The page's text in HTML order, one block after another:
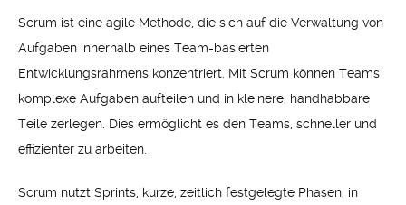
Scrum ist eine agile Methode, die sich auf die Verwaltung von
Aufgaben innerhalb eines Team-basierten
Entwicklungsrahmens konzentriert. Mit Scrum können Teams
komplexe Aufgaben aufteilen und in kleinere, handhabbare
Teile zerlegen. Dies ermöglicht es den Teams, schneller und
effizienter zu arbeiten.
Scrum nutzt Sprints, kurze, zeitlich festgelegte Phasen, in